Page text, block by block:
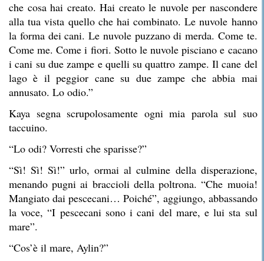
che cosa hai creato. Hai creato le nuvole per nascondere
alla tua vista quello che hai combinato. Le nuvole hanno
la forma dei cani. Le nuvole puzzano di merda. Come te.
Come me. Come i fiori. Sotto le nuvole pisciano e cacano
i cani su due zampe e quelli su quattro zampe. Il cane del
lago è il peggior cane su due zampe che abbia mai
annusato. Lo odio.”
Kaya segna scrupolosamente ogni mia parola sul suo
taccuino.
“Lo odi? Vorresti che sparisse?”
“Sì! Sì! Sì!” urlo, ormai al culmine della disperazione,
menando pugni ai braccioli della poltrona. “Che muoia!
Mangiato dai pescecani… Poiché”, aggiungo, abbassando
la voce, “I pescecani sono i cani del mare, e lui sta sul
mare”.
“Cos’è il mare, Aylin?”